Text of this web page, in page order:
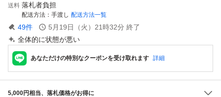
送料 落札者負担
配送方法 手渡し 配送方法一覧
49件 5月19日（火）21時32分 終了
全体的に状態が悪い
あなただけの特別なクーポンを受け取れます 詳細
5,000円相当、落札価格がお得に